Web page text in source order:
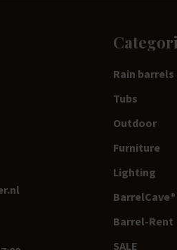
Rain barrels
Tubs
Outdoor
Furniture
Lighting
Barrel-Rent
SALE